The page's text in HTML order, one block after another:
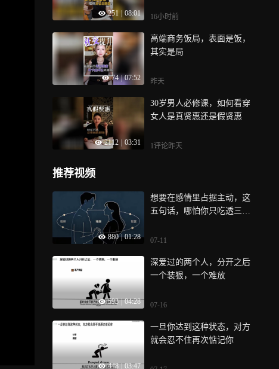
251 08:01 16小时前
74 | 07:52
高端商务饭局，表面是饭，
其实是局
昨天
2112 03:31
30岁男人必修课，如何看穿
女人是真贤惠还是假贤惠
1评论昨天
推荐视频
880 | 01:28
想要在感情里占据主动，这
五句话，哪怕你只吃透三
靠近你
07-11
593 | 04:28
深爱过的两个人，分开之后
一个装狠，一个难放
07-16
448 | 03:47
一旦你达到这种状态，对方
就会忍不住再次惦记你